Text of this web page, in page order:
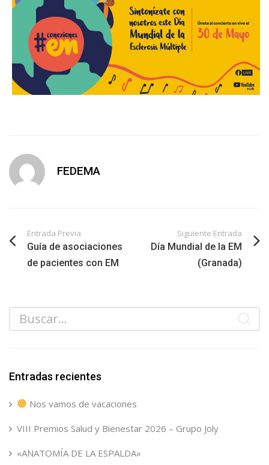
FEDEMA
Entrada Previa
Guía de asociaciones
de pacientes con EM
Siguiente Entrada
Día Mundial de la EM
(Granada)
Entradas recientes
Nos vamos de vacaciones
VIII Premios Salud y Bienestar 2026 – Grupo Joly
«ANATOMÍA DE LA ESPALDA»